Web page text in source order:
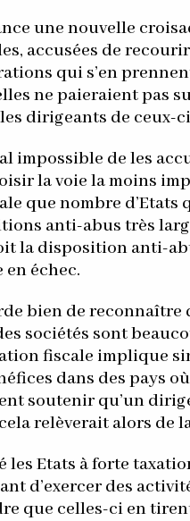
une nouvelle
accusées de recourir
qui s’en
ne paieraient pas
dirigeants de ceux-
impossible de les
la voie la moins
que nombre
anti-abus très
la disposition anti-
en échec.
bien de reconnaître
sociétés sont
fiscale implique
dans des pays
soutenir qu’un
relèverait alors de
les Etats à forte
d’exercer des
que celles-ci en